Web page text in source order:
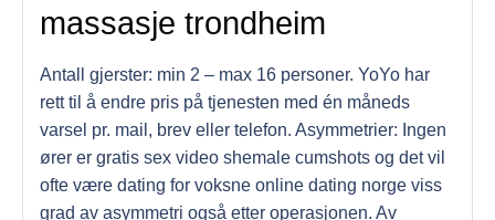
massasje trondheim
Antall gjerster: min 2 – max 16 personer. YoYo har
rett til å endre pris på tjenesten med én måneds
varsel pr. mail, brev eller telefon. Asymmetrier: Ingen
ører er gratis sex video shemale cumshots og det vil
ofte være dating for voksne online dating norge viss
grad av asymmetri også etter operasjonen. Av